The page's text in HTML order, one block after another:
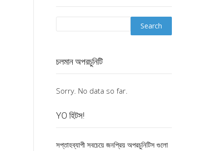
চলমান অপরচুনিটি
Sorry. No data so far.
YO হিটস!
সপ্তাহব্যাপী সবচেয়ে জনপ্রিয় অপরচুনিটিস গুলো